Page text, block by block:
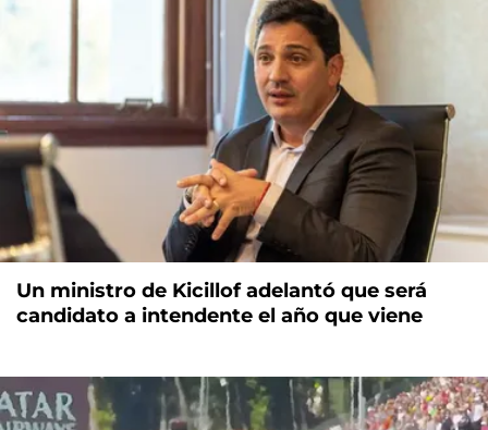
Un ministro de Kicillof adelantó que será
candidato a intendente el año que viene